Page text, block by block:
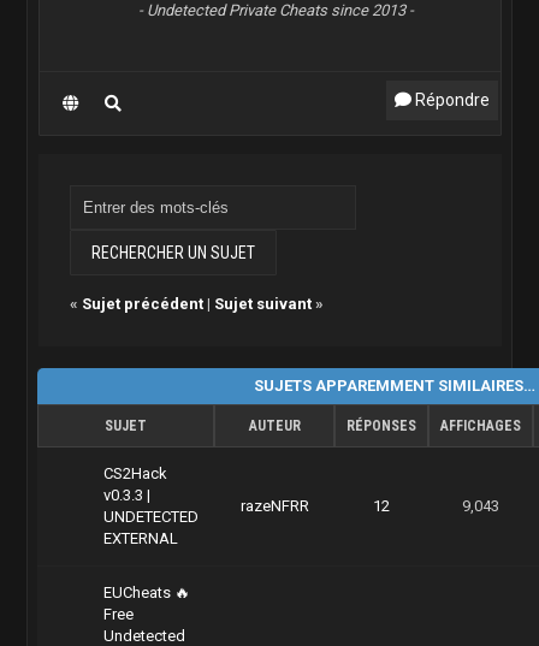
- Undetected Private Cheats since 2013 -
Répondre
« Sujet précédent| Sujet suivant»
SUJETS APPAREMMENT SIMILAIRES…
SUJET AUTEUR RÉPONSES AFFICHAGES
CS2Hack
v0.3.3 |
UNDETECTED
EXTERNAL
razeNFRR 12 9,043
EUCheats 🔥
Free
Undetected